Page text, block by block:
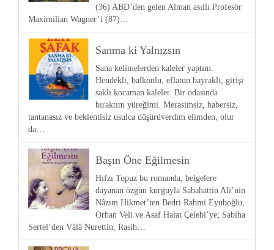
(36) ABD’den gelen Alman asıllı Profesör
Maximilian Wagner’i (87)…
Sanma ki Yalnızsın
Sana kelimelerden kaleler yaptım.
Hendekli, balkonlu, eflatun bayraklı, girişi
saklı kocaman kaleler. Bir odasında
bıraktım yüreğimi. Merasimsiz, habersiz,
tantanasız ve beklentisiz usulca düşürüverdim elimden, olur
da…
Başın Öne Eğilmesin
Hıfzı Topuz bu romanda, belgelere
dayanan özgün kurguyla Sabahattin Ali’nin
Nâzım Hikmet’ten Bedri Rahmi Eyuboğlu,
Orhan Veli ve Asaf Halat Çelebi’ye; Sabiha
Sertel’den Vâlâ Nurettin, Rasih…